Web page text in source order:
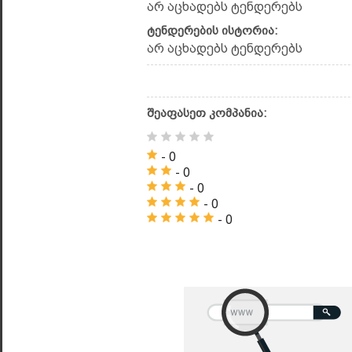
არ აცხადებს ტენდერებს
ტენდერების ისტორია:
არ აცხადებს ტენდერებს
შეაფასეთ კომპანია:
- 0
- 0
- 0
- 0
- 0